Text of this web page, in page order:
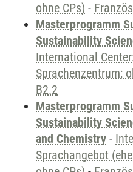
ohne CPs) -
Masterprogramm
Sustainability
International
Sprachenzentrum;
B2.2
Masterprogramm
Sustainability
and Chemistry -
Sprachangebot